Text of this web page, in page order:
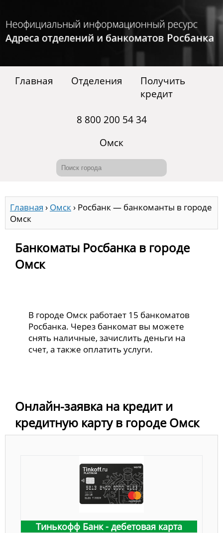
Главная Отделения
Получить
кредит
8 800 200 54 34
Омск
Главная › Омск› Росбанк — банкоманты в городе
Омск
Банкоматы Росбанка в городе
Омск
В городе Омск работает 15 банкоматов
Росбанка. Через банкомат вы можете
снять наличные, зачислить деньги на
счет, а также оплатить услуги.
Онлайн-заявка на кредит и
кредитную карту в городе Омск
Тинькофф Банк - дебетовая карта